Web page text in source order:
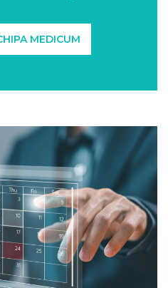
MEDICUM